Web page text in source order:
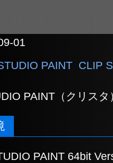
01
PAINT CLIP
PAINT（クリス
PAINT 64bit